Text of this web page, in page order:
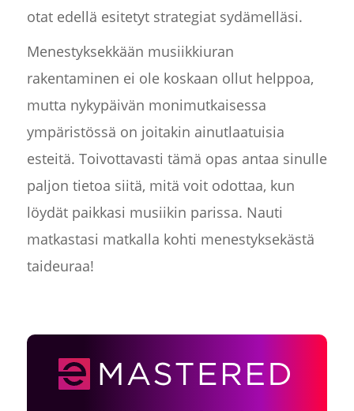
otat edellä esitetyt strategiat sydämelläsi.
Menestyksekkään musiikkiuran
rakentaminen ei ole koskaan ollut helppoa,
mutta nykypäivän monimutkaisessa
ympäristössä on joitakin ainutlaatuisia
esteitä. Toivottavasti tämä opas antaa sinulle
paljon tietoa siitä, mitä voit odottaa, kun
löydät paikkasi musiikin parissa. Nauti
matkastasi matkalla kohti menestyksekästä
taideuraa!